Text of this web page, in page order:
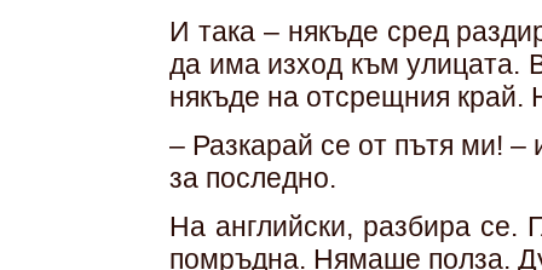
И така – някъде сред
да има изход към улицата.
някъде на отсрещния край.
– Разкарай се от пътя ми!
за последно.
На английски, разбира се.
помръдна. Нямаше полза.